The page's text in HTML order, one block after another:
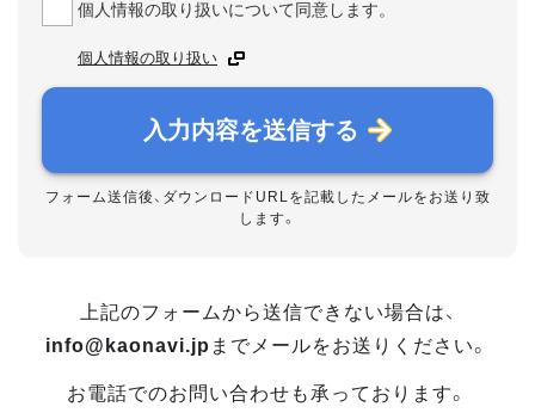
個人情報の取り扱いについて同意します。
個人情報の取り扱い
入力内容を送信する
フォーム送信後、ダウンロードURLを記載したメールをお送り致
します。
上記のフォームから送信できない場合は、
info@kaonavi.jp までメールをお送りください。
お電話でのお問い合わせも承っております。